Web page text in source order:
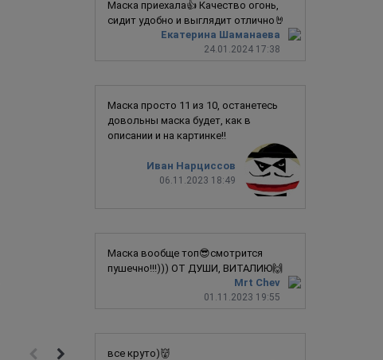
Екатерина Шаманаева
24.01.2024 17:38
Маска приехала👍 Качество огонь,
сидит удобно и выглядит отлично🤘
Иван Нарциссов
06.11.2023 18:49
Маска просто 11 из 10, останетесь
довольны маска будет, как в
описании и на картинке!!
Mrt Chev
01.11.2023 19:55
Маска вообще топ😎смотрится
пушечно!!!))) ОТ ДУШИ, ВИТАЛИЮ🙌
все круто)👹